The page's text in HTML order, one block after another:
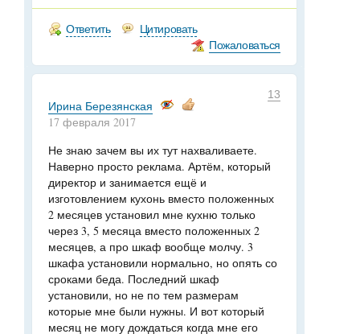
Ответить
Цитировать
Пожаловаться
13
Ирина Березянская
17 февраля 2017
Не знаю зачем вы их тут нахваливаете.
Наверно просто реклама. Артём, который
директор и занимается ещё и
изготовлением кухонь вместо положенных
2 месяцев установил мне кухню только
через 3, 5 месяца вместо положенных 2
месяцев, а про шкаф вообще молчу. 3
шкафа установили нормально, но опять со
сроками беда. Последний шкаф
установили, но не по тем размерам
которые мне были нужны. И вот который
месяц не могу дождаться когда мне его